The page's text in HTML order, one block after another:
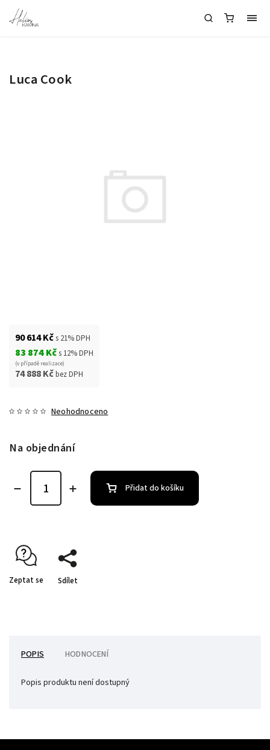
Luca Cook
90 614 Kčs 21% DPH
83 874 Kčs 12% DPH
(v případě realizace)
74 888 Kčbez DPH
Neohodnoceno
Na objednání
Přidat do košíku
Zeptat se Sdílet
POPIS HODNOCENÍ
Popis produktu není dostupný